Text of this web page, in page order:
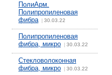
ПолиАрм.
Полипропиленовая
фибра| 30.03.22
Полипропиленовая
фибра, микро
30.03.22
Стекловолоконная
фибра, микро
30.03.22